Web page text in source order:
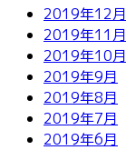
2019年12月
2019年11月
2019年10月
2019年9月
2019年8月
2019年7月
2019年6月